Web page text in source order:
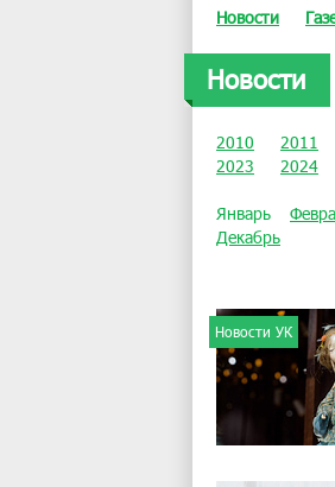
Новости
Новости
2010 2011
2023
2024
Январь
Декабрь
Новости УК